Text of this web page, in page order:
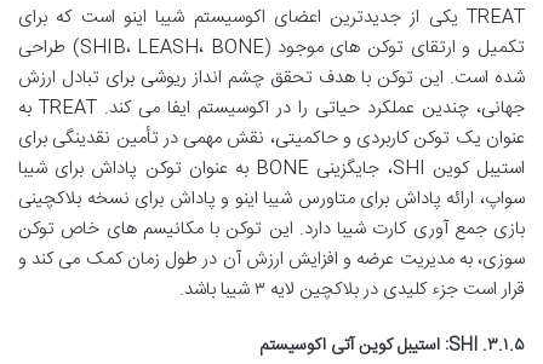
TREAT یکی از جدیدترین اعضای اکوسیستم شیبا اینو است که برای
تکمیل و ارتقای توکن های موجود (SHIB، LEASH، BONE) طراحی
شده است. این توکن با هدف تحقق چشم انداز ریوشی برای تبادل ارزش
جهانی، چندین عملکرد حیاتی را در اکوسیستم ایفا می کند. TREAT به
عنوان یک توکن کاربردی و حاکمیتی، نقش مهمی در تأمین نقدینگی برای
استیبل کوین SHI، جایگزینی BONE به عنوان توکن پاداش برای شیبا
سواپ، ارائه پاداش برای متاورس شیبا اینو و پاداش برای نسخه بلاکچینی
بازی جمع آوری کارت شیبا دارد. این توکن با مکانیسم های خاص توکن
سوزی، به مدیریت عرضه و افزایش ارزش آن در طول زمان کمک می کند و
قرار است جزء کلیدی در بلاکچین لایه ۳ شیبا باشد.
۳.۱.۵. SHI: استیبل کوین آتی اکوسیستم